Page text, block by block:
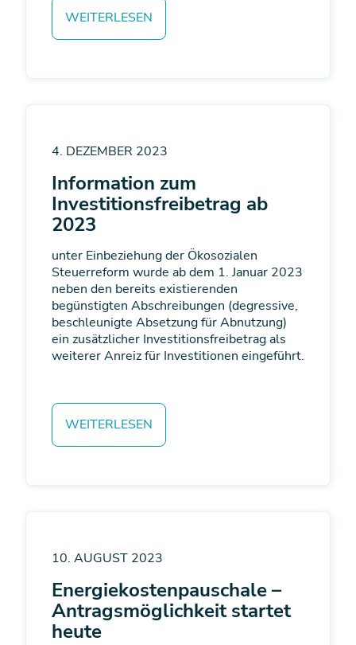
WEITERLESEN
4. DEZEMBER 2023
Information zum
Investitionsfreibetrag ab
2023
unter Einbeziehung der Ökosozialen
Steuerreform wurde ab dem 1. Januar 2023
neben den bereits existierenden
begünstigten Abschreibungen (degressive,
beschleunigte Absetzung für Abnutzung)
ein zusätzlicher Investitionsfreibetrag als
weiterer Anreiz für Investitionen eingeführt.
WEITERLESEN
10. AUGUST 2023
Energiekostenpauschale –
Antragsmöglichkeit startet
heute